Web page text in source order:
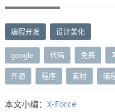
编程开发 设计美化
google 代码 免费
开源 程序 素材 编
本文小编： X-Force